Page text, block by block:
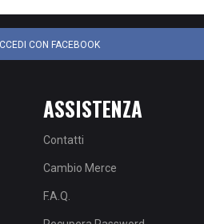
CON FACEBOOK
ASSISTENZA
Contatti
Cambio Merce
F.A.Q.